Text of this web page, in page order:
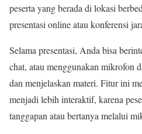
peserta yang berada di lokasi
presentasi online atau konferensi
Selama presentasi, Anda bisa
chat, atau menggunakan mikrofon
dan menjelaskan materi. Fitur ini
menjadi lebih interaktif, karena
tanggapan atau bertanya melalui